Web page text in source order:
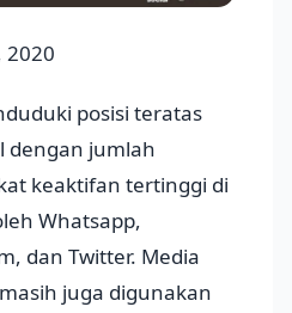
2020
posisi teratas
dengan jumlah
keaktifan tertinggi di
Whatsapp,
dan Twitter. Media
juga digunakan